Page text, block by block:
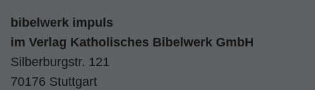
bibelwerk impuls
im Verlag Katholisches Bibelwerk GmbH
Silberburgstr. 121
70176 Stuttgart